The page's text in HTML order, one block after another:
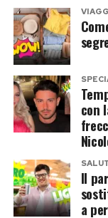
Alejandro
vera carta a
Imprenditore
mantenuto un
rispetto al
Proprio
gli autori. Da
telecamere,
con
Il
a